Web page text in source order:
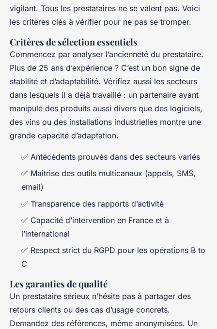
vigilant. Tous les prestataires ne se valent pas. Voici
les critères clés à vérifier pour ne pas se tromper.
Critères de sélection essentiels
Commencez par analyser l’ancienneté du prestataire.
Plus de 25 ans d’expérience ? C’est un bon signe de
stabilité et d’adaptabilité. Vérifiez aussi les secteurs
dans lesquels il a déjà travaillé : un partenaire ayant
manipulé des produits aussi divers que des logiciels,
des vins ou des installations industrielles montre une
grande capacité d’adaptation.
✅ Antécédents prouvés dans des secteurs variés
✅ Maîtrise des outils multicanaux (appels, SMS,
email)
✅ Transparence des rapports d’activité
✅ Capacité d’intervention en France et à
l’international
✅ Respect strict du RGPD pour les opérations B to
C
Les garanties de qualité
Un prestataire sérieux n’hésite pas à partager des
retours clients ou des cas d’usage concrets.
Demandez des références, même anonymisées. Un